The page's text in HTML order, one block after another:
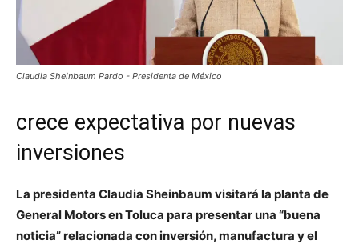
Claudia Sheinbaum Pardo - Presidenta de México
crece expectativa por nuevas
inversiones
La presidenta Claudia Sheinbaum visitará la planta de
General Motors en Toluca para presentar una “buena
noticia” relacionada con inversión, manufactura y el